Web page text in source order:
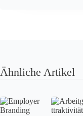
Ähnliche Artikel